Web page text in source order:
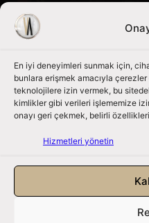
En iyi deneyimleri sunmak için,
bunlara erişmek amacıyla
teknolojilere izin vermek, bu
kimlikler gibi verileri işlememize
onayı geri çekmek, belirli
Hizmetleri yönetin
Bizimle iletişime geçin:
Bizi